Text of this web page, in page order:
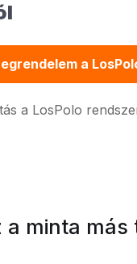
a
a LosPolo
a minta más